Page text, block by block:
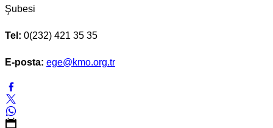
Şubesi
Tel: 0(232) 421 35 35
E-posta: ege@kmo.org.tr